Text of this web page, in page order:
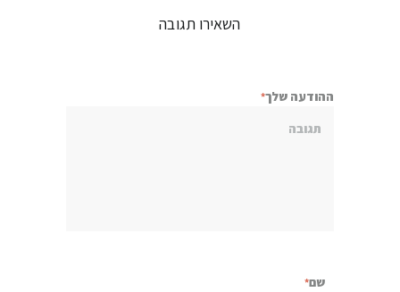
השאירו תגובה
ההודעה שלך
שם